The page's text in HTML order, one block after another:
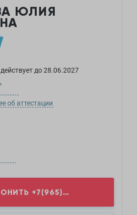
ЮЛИЯ
действует до28.06.2027
об аттестации
+7(965)5...